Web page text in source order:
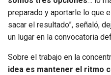
preparado y aportarle lo que
sacar el resultado”, señaló,
un lugar en la convocatoria
Sobre el trabajo en la
idea es mantener el ritmo